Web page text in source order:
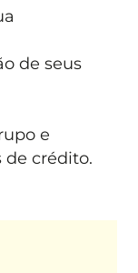
de seus
e
de crédito.